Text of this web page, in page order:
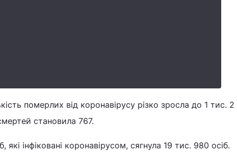
померлих від коронавірусу різко зросла до 1 тис. 2
становила 767.
які інфіковані коронавірусом, сягнула 19 тис. 980 осіб.